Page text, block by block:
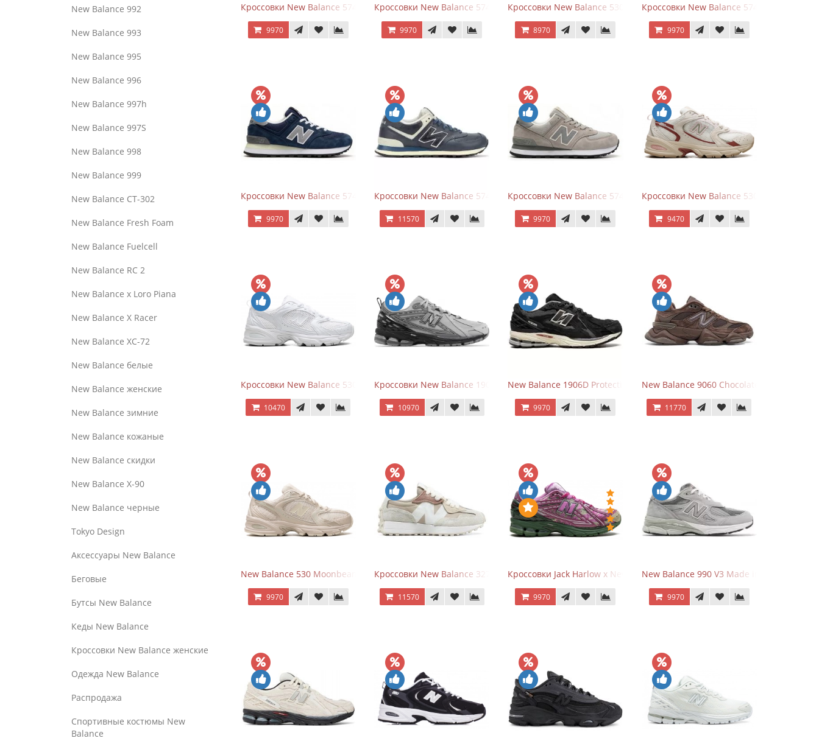
New Balance 992
New Balance 993
New Balance 995
New Balance 996
New Balance 997h
New Balance 997S
New Balance 998
New Balance 999
New Balance CT-302
New Balance Fresh Foam
New Balance Fuelcell
New Balance RC 2
New Balance x Loro Piana
New Balance X Racer
New Balance XC-72
New Balance белые
New Balance женские
New Balance зимние
New Balance кожаные
New Balance скидки
New Balance Х-90
New Balance черные
Tokyo Design
Аксессуары New Balance
Беговые
Бутсы New Balance
Кеды New Balance
Кроссовки New Balance женские
Одежда New Balance
Распродажа
Спортивные костюмы New
Balance
Кроссовки New Balance 574 All Black
9970
Кроссовки New Balance 574 Navy Blue Grey
9970
Кроссовки New Balance 530 White Silver Metallic
8970
Кроссовки New Balance 574 Power Beige
9970
Кроссовки New Balance 574 Classic Blue Grey
9970
Кроссовки New Balance 574 Classic Blue White Leather
11570
Кроссовки New Balance 574 Silver Summer Fog
9970
Кроссовки New Balance 530 Festival Pack
9470
Кроссовки New Balance 530 Total White Silver
10470
Кроссовки New Balance 1906R Brighton Grey
10970
New Balance 1906D Protection Pack Black черные
9970
New Balance 9060 Chocolate Brown
11770
New Balance 530 Moonbeam Sea Salt
9970
Кроссовки New Balance 327 Beige Pink
11570
Кроссовки Jack Harlow x New Balance 1906r Kentucky Derby
9970
New Balance 990 V3 Made in USA Grey
9970